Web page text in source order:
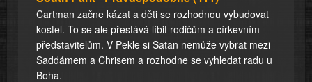
Cartman začne kázat a děti se rozhodnou vybudovat
kostel. To se ale přestává líbit rodičům a církevním
představitelům. V Pekle si Satan nemůže vybrat mezi
Saddámem a Chrisem a rozhodne se vyhledat radu u
Boha.